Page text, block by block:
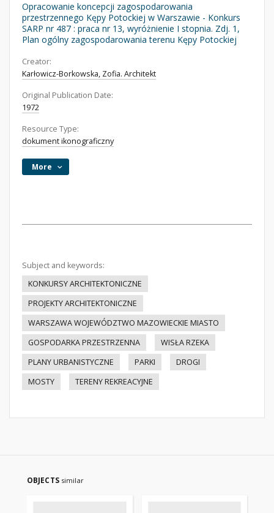
Opracowanie koncepcji zagospodarowania
przestrzennego Kępy Potockiej w Warszawie - Konkurs
SARP nr 487 : praca nr 13, wyróżnienie I stopnia. Zdj. 1,
Plan ogólny zagospodarowania terenu Kępy Potockiej
Creator:
Karłowicz-Borkowska, Zofia. Architekt
Original Publication Date:
1972
Resource Type:
dokument ikonograficzny
More
Subject and keywords:
KONKURSY ARCHITEKTONICZNE
PROJEKTY ARCHITEKTONICZNE
WARSZAWA WOJEWÓDZTWO MAZOWIECKIE MIASTO
GOSPODARKA PRZESTRZENNA
WISŁA RZEKA
PLANY URBANISTYCZNE
PARKI
DROGI
MOSTY
TERENY REKREACYJNE
OBJECTS similar